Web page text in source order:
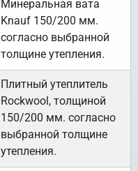
Минеральная вата
Knauf 150/200 мм.
согласно выбранной
толщине утепления.
Плитный утеплитель
Rockwool, толщиной
150/200 мм. согласно
выбранной толщине
утепления.